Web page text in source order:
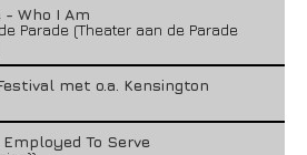
- Who I Am
Parade (Theater aan de Parade
met o.a. Kensington
To Serve